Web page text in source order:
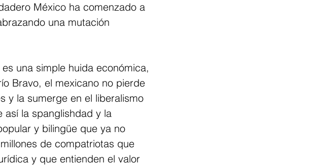
México ha comenzado a
una mutación
una simple huida económica,
Bravo, el mexicano no pierde
y la sumerge en el liberalismo
así la spanglishdad y la
y bilingüe que ya no
de compatriotas que
y que entienden el valor